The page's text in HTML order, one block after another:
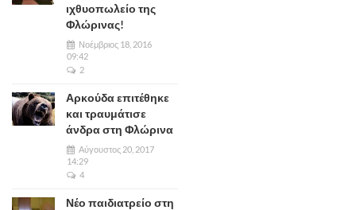
ιχθυοπωλείο της
Φλώρινας!
Νοέμβριος 18, 2016
09:42
2
Αρκούδα επιτέθηκε
και τραυμάτισε
άνδρα στη Φλώρινα
Αύγουστος 20, 2017
14:29
4
Νέο παιδιατρείο στη